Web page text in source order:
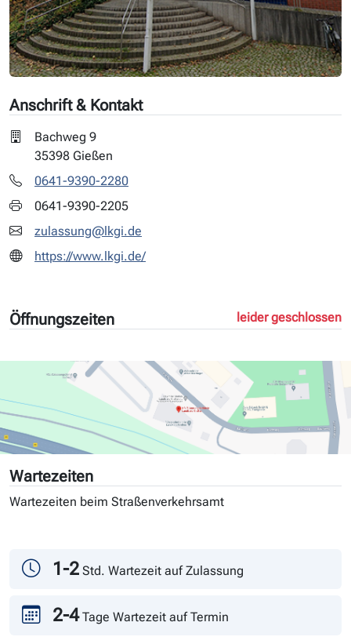
Anschrift & Kontakt
Bachweg 9
35398 Gießen
0641-9390-2280
0641-9390-2205
zulassung@lkgi.de
https://www.lkgi.de/
Öffnungszeiten leider geschlossen
Wartezeiten
Wartezeiten beim Straßenverkehrsamt
Andrang
1-2 Std. Wartezeit auf Zulassung
2-4 Tage Wartezeit auf Termin